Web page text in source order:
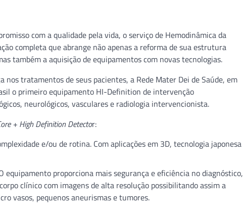
com a qualidade pela vida, o serviço de Hemodinâmica da
completa que abrange não apenas a reforma de sua estrutura
também a aquisição de equipamentos com novas tecnologias.
tratamentos de seus pacientes, a Rede Mater Dei de Saúde, em
o primeiro equipamento HI-Definition de intervenção
neurológicos, vasculares e radiologia intervencionista.
+ High Definition Detector:
e/ou de rotina. Com aplicações em 3D, tecnologia japonesa
proporciona mais segurança e eficiência no diagnóstico,
clínico com imagens de alta resolução possibilitando assim a
vasos, pequenos aneurismas e tumores.